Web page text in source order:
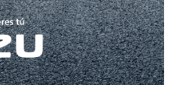
y
movilidad,
hacer un